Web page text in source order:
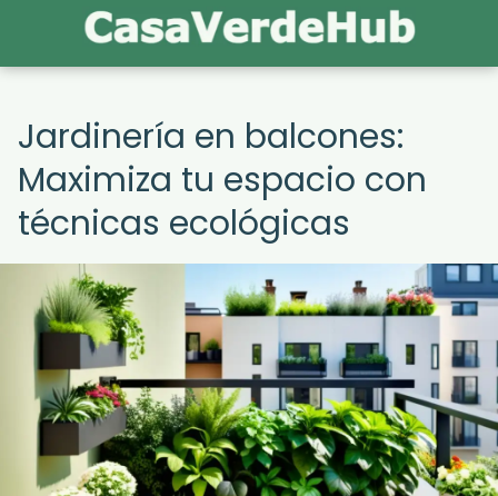
Jardinería en balcones:
Maximiza tu espacio con
técnicas ecológicas